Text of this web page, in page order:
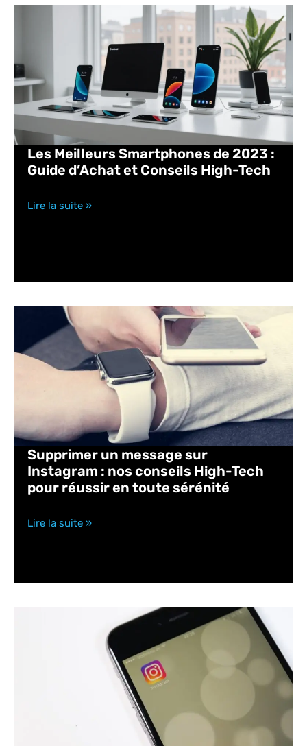
Les Meilleurs Smartphones de 2023 :
Guide d’Achat et Conseils High-Tech
Lire la suite »
Supprimer un message sur
Instagram : nos conseils High-Tech
pour réussir en toute sérénité
Lire la suite »